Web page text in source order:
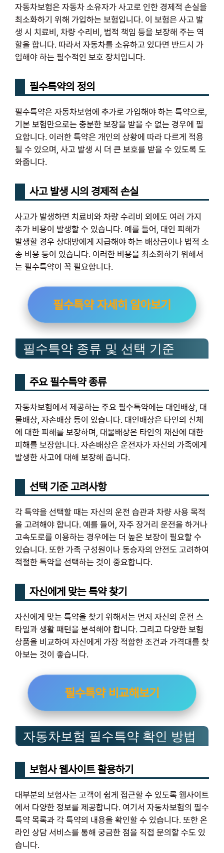
자동차보험은 자동차 소유자가 사고로 인한 경제적 손실을
최소화하기 위해 가입하는 보험입니다. 이 보험은 사고 발
생 시 치료비, 차량 수리비, 법적 책임 등을 보장해 주는 역
할을 합니다. 따라서 자동차를 소유하고 있다면 반드시 가
입해야 하는 필수적인 보호 장치입니다.
필수특약의 정의
필수특약은 자동차보험에 추가로 가입해야 하는 특약으로,
기본 보험만으로는 충분한 보장을 받을 수 없는 경우에 필
요합니다. 이러한 특약은 개인의 상황에 따라 다르게 적용
될 수 있으며, 사고 발생 시 더 큰 보호를 받을 수 있도록 도
와줍니다.
사고 발생 시의 경제적 손실
사고가 발생하면 치료비와 차량 수리비 외에도 여러 가지
추가 비용이 발생할 수 있습니다. 예를 들어, 대인 피해가
발생할 경우 상대방에게 지급해야 하는 배상금이나 법적 소
송 비용 등이 있습니다. 이러한 비용을 최소화하기 위해서
는 필수특약이 꼭 필요합니다.
필수특약 자세히 알아보기
필수특약 종류 및 선택 기준
주요 필수특약 종류
자동차보험에서 제공하는 주요 필수특약에는 대인배상, 대
물배상, 자손배상 등이 있습니다. 대인배상은 타인의 신체
에 대한 피해를 보장하며, 대물배상은 타인의 재산에 대한
피해를 보장합니다. 자손배상은 운전자가 자신의 가족에게
발생한 사고에 대해 보장해 줍니다.
선택 기준 고려사항
각 특약을 선택할 때는 자신의 운전 습관과 차량 사용 목적
을 고려해야 합니다. 예를 들어, 자주 장거리 운전을 하거나
고속도로를 이용하는 경우에는 더 높은 보장이 필요할 수
있습니다. 또한 가족 구성원이나 동승자의 안전도 고려하여
적절한 특약을 선택하는 것이 중요합니다.
자신에게 맞는 특약 찾기
자신에게 맞는 특약을 찾기 위해서는 먼저 자신의 운전 스
타일과 생활 패턴을 분석해야 합니다. 그리고 다양한 보험
상품을 비교하여 자신에게 가장 적합한 조건과 가격대를 찾
아보는 것이 좋습니다.
필수특약 비교해보기
자동차보험 필수특약 확인 방법
보험사 웹사이트 활용하기
대부분의 보험사는 고객이 쉽게 접근할 수 있도록 웹사이트
에서 다양한 정보를 제공합니다. 여기서 자동차보험의 필수
특약 목록과 각 특약의 내용을 확인할 수 있습니다. 또한 온
라인 상담 서비스를 통해 궁금한 점을 직접 문의할 수도 있
습니다.